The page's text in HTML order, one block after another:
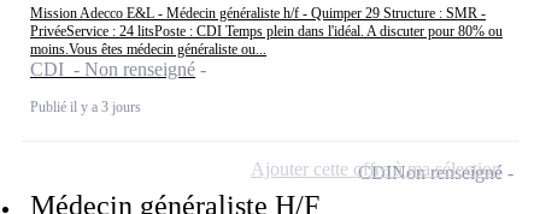
Mission Adecco E&L - Médecin généraliste h/f - Quimper 29 Structure : SMR -
PrivéeService : 24 litsPoste : CDI Temps plein dans l'idéal. A discuter pour 80% ou
moins.Vous êtes médecin généraliste ou...
CDI - Non renseigné
Publié il y a 3 jours
Médecin généraliste H/F
CDINon renseigné
Ajouter cette offre à ma sélection